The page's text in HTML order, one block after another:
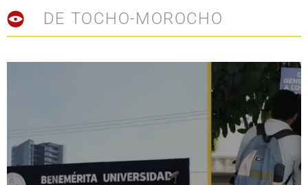
DE TOCHO-MOROCHO